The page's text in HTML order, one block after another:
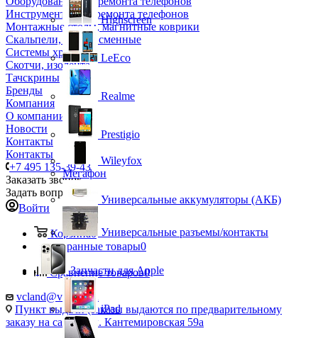
Инструменты для ремонта телефонов
Монтажные столы, магнитные коврики
Скальпели, лезвия сменные
Системы хранения
Скотчи, изолента
Тачскрины
Бренды
Компания
О компании
Новости
Контакты
Контакты
+7 495 135-39-43
Заказать звонок
Задать вопрос
Войти
Корзина0
Избранные товары0
Сравнение товаров0
vcland@vcland.ru
Пункт выдачи (заказы выдаются по предварительному
заказу на сайте), ул. Кантемировская 59а
Highscreen
LeEco
Realme
Prestigio
Wileyfox
Мегафон
Универсальные аккумуляторы (АКБ)
Универсальные разъемы/контакты
Запчасти для Apple
iPad